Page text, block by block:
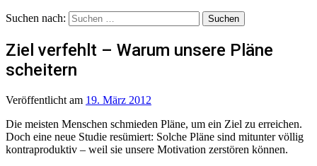
Suchen nach:
Ziel verfehlt – Warum unsere Pläne
scheitern
Veröffentlicht am 19. März 2012
Die meisten Menschen schmieden Pläne, um ein Ziel zu erreichen.
Doch eine neue Studie resümiert: Solche Pläne sind mitunter völlig
kontraproduktiv – weil sie unsere Motivation zerstören können.